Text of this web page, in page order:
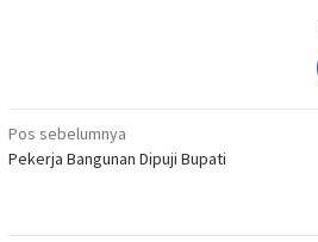
Navigasi
pos
Pos sebelumnya
Pekerja Bangunan Dipuji Bupati